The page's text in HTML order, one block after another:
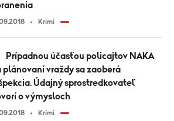
Krimi
plánovaní vraždy sa zaoberá
Údajný sprostredkovateľ
o výmysloch
Krimi